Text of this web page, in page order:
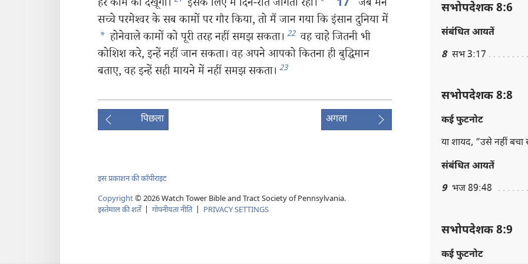
हर काम को देखूँगा।
इसके लिए मैं दिन-रात जागता रहा। 17 जब मैंने
सच्चे परमेश्‍वर के सब कामों पर गौर किया, तो मैं जान गया कि इंसान दुनिया में
* होनेवाले कामों को पूरी तरह नहीं समझ सकता। 22 वह चाहे जितनी भी
कोशिश करे, इन्हें नहीं जान सकता। वह अपने आपको कितना ही बुद्धिमान
बताए, वह इन्हें सही मायने में नहीं समझ सकता। 23
पिछला अगला
इस प्रकाशन की कॉपीराइट
Copyright© 2026Watch Tower Bible and Tract Society of Pennsylvania.
इस्तेमाल की शर्तें| गोपनीयता नीति| PRIVACY SETTINGS
सभोपदेशक 8:6
संबंधित आयतें
8 सभ 3:17
सभोपदेशक 8:8
कई फुटनोट
या शायद, “उसे नहीं बचा
संबंधित आयतें
9 भज 89:48
सभोपदेशक 8:9
कई फुटनोट